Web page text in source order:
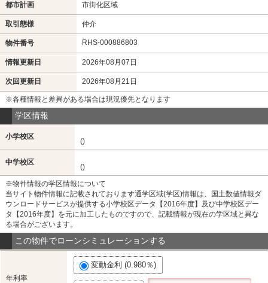
都市計画 市街化区域
取引態様 仲介
物件番号 RHS-000886803
情報更新日 2026年08月07日
次回更新日 2026年08月21日
※各種情報と差異がある場合は現況優先となります
学区情報
小学校区
()
中学校区
()
※物件情報の学区情報について
当サイト物件情報に記載されております通学区域(学区)情報は、国土数値情報ダ
ウンロードサービスが提供する小学校区データ【2016年度】及び中学校区デー
タ【2016年度】を元に加工したものですので、記載情報が現在の学区域と異な
る場合がございます。
この物件でローンシミュレーションする
年利率
変動金利 (0.980％)